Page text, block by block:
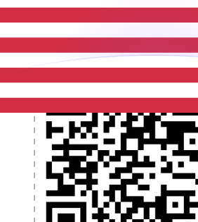
l'application dès aujourd'hui !